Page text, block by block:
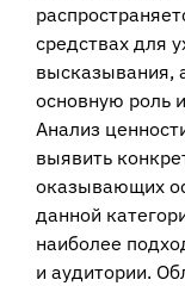
средствах для
высказывания,
основную роль
Анализ
выявить
оказывающих
данной
наиболее
и аудитории.